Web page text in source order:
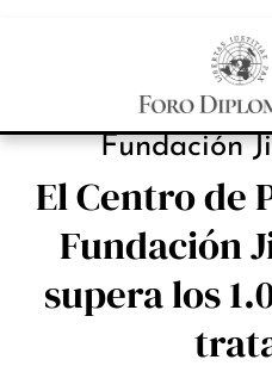
INBOX
Fundación
El Centro de
Fundación
supera los